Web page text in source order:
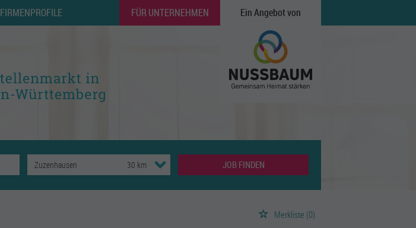
FIRMENPROFILE FÜR UNTERNEHMEN Ein Angebot von
JOB FINDEN
Merkliste (0)